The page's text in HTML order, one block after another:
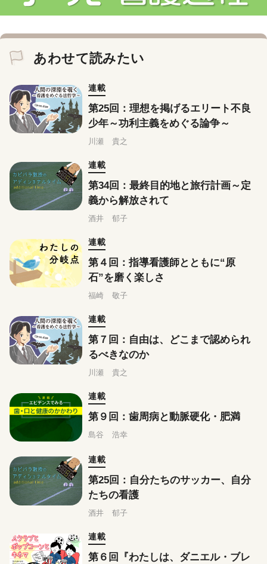
あわせて読みたい
連載
第25回：理想を掲げるエリート不良
少年～功利主義をめぐる論争～
川瀬 貴之
連載
第34回：最終目的地と旅行計画～定
義から解放されて
酒井 郁子
連載
第４回：指導看護師とともに“原
石”を磨く楽しさ
福崎 敬子
連載
第７回：自由は、どこまで認められ
るべきなのか
川瀬 貴之
連載
第９回：歯周病と動脈硬化・肥満
島谷 浩幸
連載
第25回：自分たちのサッカー、自分
たちの看護
酒井 郁子
連載
第６回『わたしは、ダニエル・ブレ